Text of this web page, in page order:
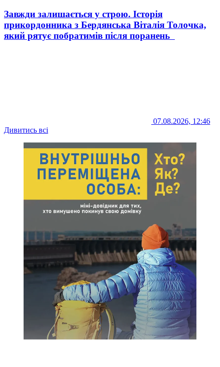
Завжди залишається у строю. Історія
прикордонника з Бердянська Віталія Толочка,
який рятує побратимів після поранень
07.08.2026, 12:46
Дивитись всі